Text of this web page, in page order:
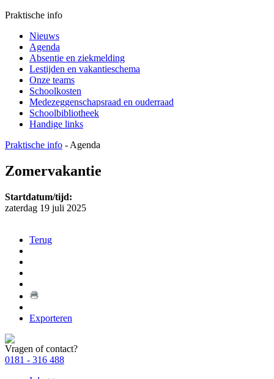
Praktische info
Nieuws
Agenda
Absentie en ziekmelding
Lestijden en vakantieschema
Onze teams
Schoolkosten
Medezeggenschapsraad en ouderraad
Schoolbibliotheek
Handige links
Praktische info - Agenda
Zomervakantie
Startdatum/tijd:
zaterdag 19 juli 2025
Terug
Exporteren
Vragen of contact?
0181 - 316 488